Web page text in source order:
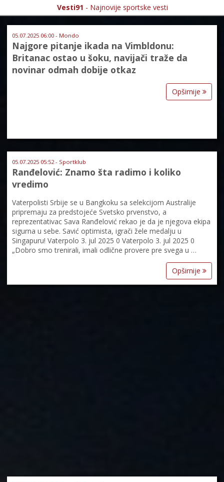
Vesti91 - Najnovije sportske vesti
05.07.2025 06:00 - Mondo
Najgore pitanje ikada na Vimbldonu:
Britanac ostao u šoku, navijači traže da
novinar odmah dobije otkaz
Opširnije
05.07.2025 05:52 - Sportklub
Ranđelović: Znamo šta radimo i koliko
vredimo
Vaterpolisti Srbije se u Bangkoku sa selekcijom Australije
pripremaju za predstojeće Svetsko prvenstvo, a
reprezentativac Sava Ranđelović rekao je da je njegova ekipa
sigurna u sebe. Savić optimista, igrači žele medalju u
Singapuru! Vaterpolo 3. jul 2025 0 Vaterpolo 3. jul 2025 0
„Dobro smo trenirali, imali odlične provere pre svega u …
Opširnije